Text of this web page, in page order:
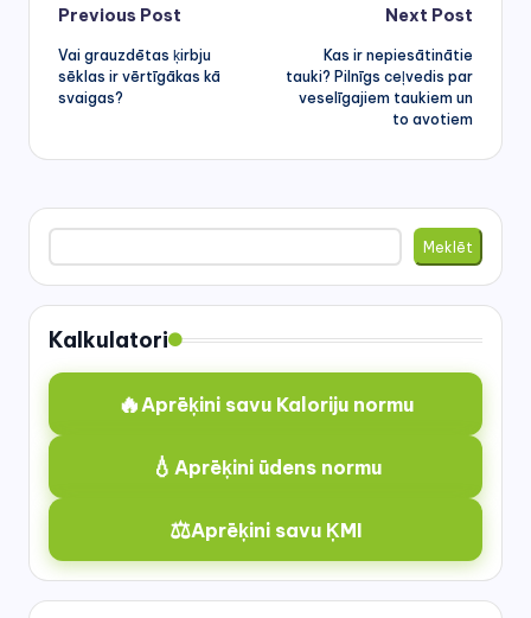
Post
navigation
Previous Post
Vai grauzdētas ķirbju
sēklas ir vērtīgākas kā
svaigas?
Next Post
Kas ir nepiesātinātie
tauki? Pilnīgs ceļvedis par
veselīgajiem taukiem un
to avotiem
Meklēt
Meklēt
Kalkulatori
🔥 Aprēķini savu Kaloriju normu
💧 Aprēķini ūdens normu
⚖️Aprēķini savu ĶMI